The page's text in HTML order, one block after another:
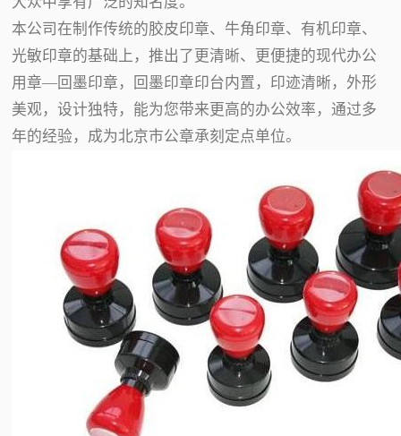
本公司在制作传统的胶皮印章、牛角印章、有机印章、
光敏印章的基础上，推出了更清晰、更便捷的现代办公
用章—回墨印章，回墨印章印台内置，印迹清晰，外形
美观，设计独特，能为您带来更高的办公效率，通过多
年的经验，成为北京市公章承刻定点单位。